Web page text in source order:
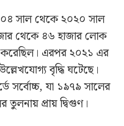
সাল থেকে ২০২০ সাল
থেকে ৪৬ হাজার লোক
করেছিল। এরপর ২০২১ এর
বৃদ্ধি ঘটেছে।
সর্বোচ্চ, যা ১৯৭৯ সালের
প্রায় দ্বিগুণ।